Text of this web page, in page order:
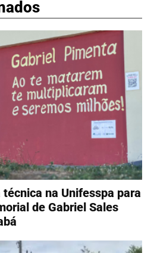
na Unifesspa para
de Gabriel Sales